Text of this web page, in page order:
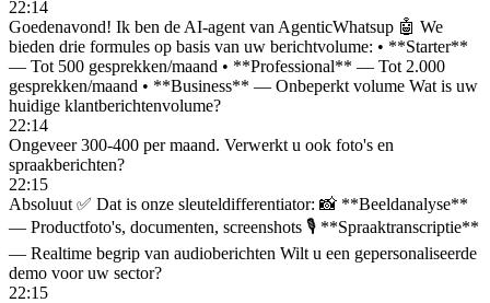
22:14
Goedenavond! Ik ben de AI-agent van AgenticWhatsup 🤖 We
bieden drie formules op basis van uw berichtvolume: • **Starter**
— Tot 500 gesprekken/maand • **Professional** — Tot 2.000
gesprekken/maand • **Business** — Onbeperkt volume Wat is uw
huidige klantberichtenvolume?
22:14
Ongeveer 300-400 per maand. Verwerkt u ook foto's en
spraakberichten?
22:15
Absoluut ✅ Dat is onze sleuteldifferentiator: 📸 **Beeldanalyse**
— Productfoto's, documenten, screenshots 🎙️ **Spraaktranscriptie**
— Realtime begrip van audioberichten Wilt u een gepersonaliseerde
demo voor uw sector?
22:15